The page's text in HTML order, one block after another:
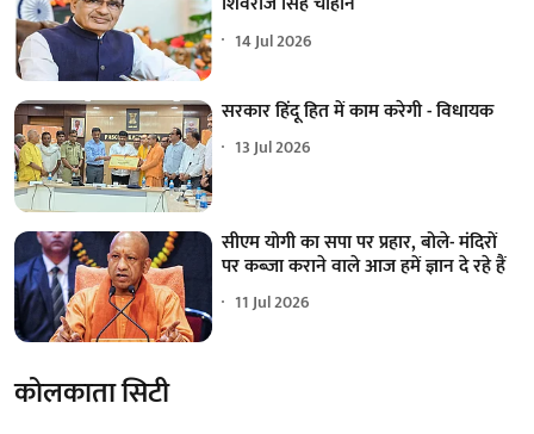
14 Jul 2026
सरकार हिंदू हित में काम करेगी - विधायक
13 Jul 2026
सीएम योगी का सपा पर प्रहार, बोले- मंदिरों
पर कब्जा कराने वाले आज हमें ज्ञान दे रहे हैं
11 Jul 2026
कोलकाता सिटी